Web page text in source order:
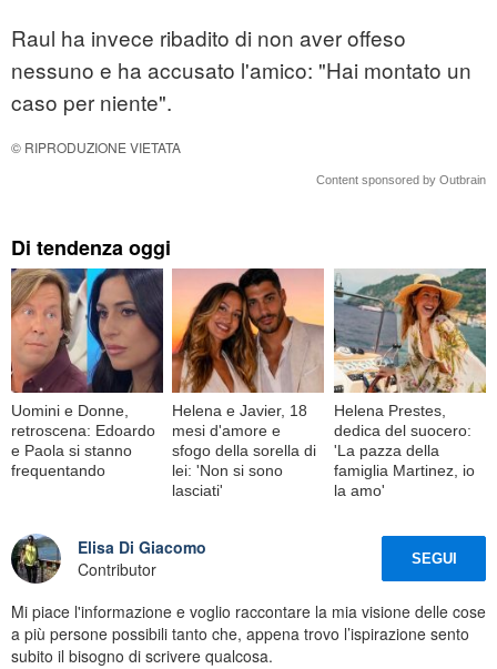
Raul ha invece ribadito di non aver offeso
nessuno e ha accusato l'amico: "Hai montato un
caso per niente".
© RIPRODUZIONE VIETATA
Content sponsored by Outbrain
Di tendenza oggi
Uomini e Donne,
retroscena: Edoardo
e Paola si stanno
frequentando
Helena e Javier, 18
mesi d'amore e
sfogo della sorella di
lei: 'Non si sono
lasciati'
Helena Prestes,
dedica del suocero:
'La pazza della
famiglia Martinez, io
la amo'
Elisa Di Giacomo
Contributor
SEGUI
Mi piace l'informazione e voglio raccontare la mia visione delle cose
a più persone possibili tanto che, appena trovo l’ispirazione sento
subito il bisogno di scrivere qualcosa.